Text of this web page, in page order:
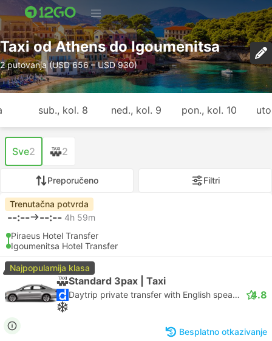
Taxi od Athens do Igoumenitsa
2 putovanja (USD 656 – USD 930)
sub., kol. 8 ned., kol. 9 pon., kol. 10
Sve2 2
Preporučeno Filtri
Trenutačna potvrda
--:-- --:-- 4h 59m
Piraeus Hotel Transfer
Igoumenitsa Hotel Transfer
Najpopularnija klasa
Standard 3pax | Taxi
Daytrip private transfer with English speaking driver 4.8
Besplatno otkazivanje